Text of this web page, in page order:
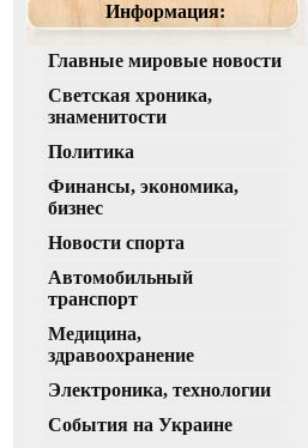
Информация:
Главные мировые новости
Светская хроника,
знаменитости
Политика
Финансы, экономика,
бизнес
Новости спорта
Автомобильный
транспорт
Медицина,
здравоохранение
Электроника, технологии
События на Украине